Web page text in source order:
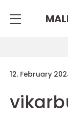
12. February